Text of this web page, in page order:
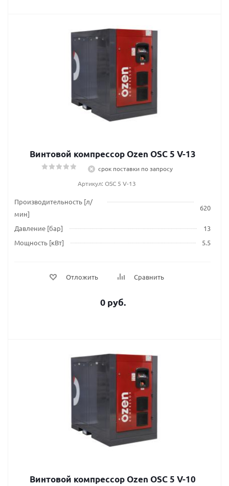
Винтовой компрессор Ozen OSC 5 V-13
срок поставки по запросу
Артикул: OSC 5 V-13
Производительность [л/
мин]
620
Давление [бар]
13
Мощность [кВт]
5.5
Отложить Сравнить
0 руб.
Винтовой компрессор Ozen OSC 5 V-10